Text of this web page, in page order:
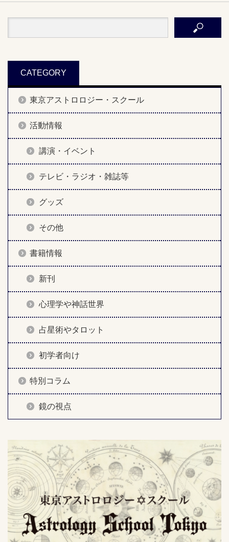
CATEGORY
東京アストロロジー・スクール
活動情報
講演・イベント
テレビ・ラジオ・雑誌等
グッズ
その他
書籍情報
新刊
心理学や神話世界
占星術やタロット
初学者向け
特別コラム
鏡の視点